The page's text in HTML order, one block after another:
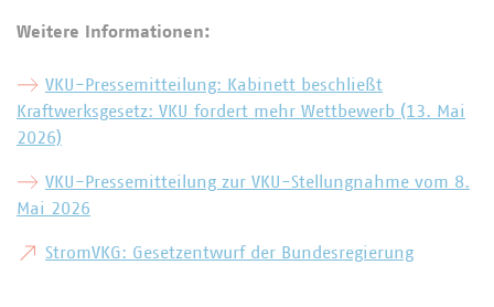
Weitere Informationen:
VKU-Pressemitteilung: Kabinett beschließt
Kraftwerksgesetz: VKU fordert mehr Wettbewerb (13. Mai
2026)
VKU-Pressemitteilung zur VKU-Stellungnahme vom 8.
Mai 2026
StromVKG: Gesetzentwurf der Bundesregierung